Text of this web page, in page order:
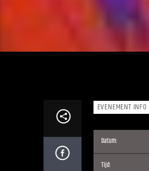
EVENEMENT INFO
Datum:
Tijd: